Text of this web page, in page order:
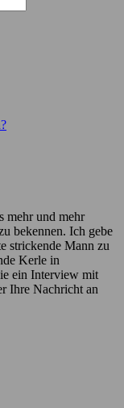
mehr und mehr
bekennen. Ich gebe
strickende Mann zu
Kerle in
ein Interview mit
Ihre Nachricht an